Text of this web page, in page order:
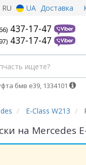
RU UA Доставка
437-17-47
437-17-47
бмв е39, 1334101
E-Class W213
на Mercedes